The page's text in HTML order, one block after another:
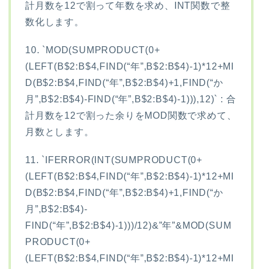
計月数を12で割って年数を求め、INT関数で整
数化します。
10. `MOD(SUMPRODUCT(0+
(LEFT(B$2:B$4,FIND(“年”,B$2:B$4)-1)*12+MI
D(B$2:B$4,FIND(“年”,B$2:B$4)+1,FIND(“か
月”,B$2:B$4)-FIND(“年”,B$2:B$4)-1))),12)` : 合
計月数を12で割った余りをMOD関数で求めて、
月数とします。
11. `IFERROR(INT(SUMPRODUCT(0+
(LEFT(B$2:B$4,FIND(“年”,B$2:B$4)-1)*12+MI
D(B$2:B$4,FIND(“年”,B$2:B$4)+1,FIND(“か
月”,B$2:B$4)-
FIND(“年”,B$2:B$4)-1)))/12)&”年”&MOD(SUM
PRODUCT(0+
(LEFT(B$2:B$4,FIND(“年”,B$2:B$4)-1)*12+MI